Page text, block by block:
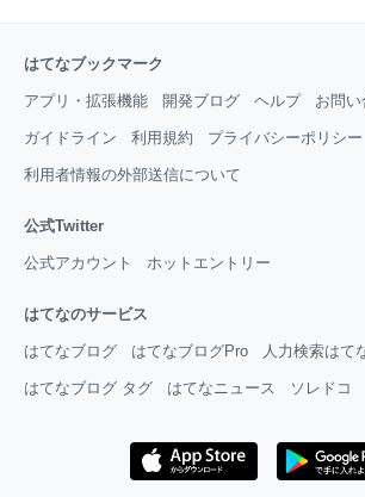
はてなブックマーク
アプリ・拡張機能 開発ブログ ヘルプ お問
ガイドライン 利用規約 プライバシーポリシー
利用者情報の外部送信について
公式Twitter
公式アカウント ホットエントリー
はてなのサービス
はてなブログ はてなブログPro 人力検索はて
はてなブログ タグ はてなニュース ソレドコ